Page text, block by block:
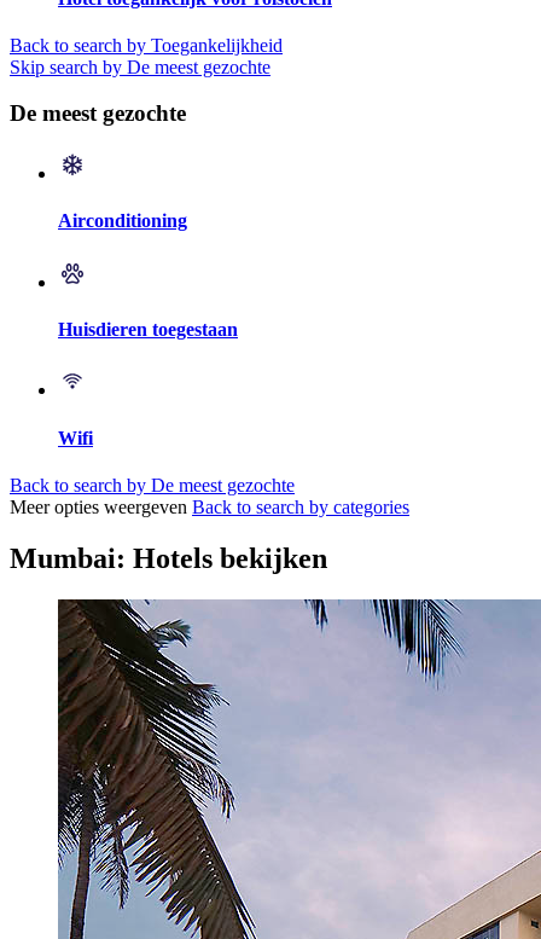
Back to search by Toegankelijkheid
Skip search by De meest gezochte
De meest gezochte
Airconditioning
Huisdieren toegestaan
Wifi
Back to search by De meest gezochte
Meer opties weergeven Back to search by categories
Mumbai: Hotels bekijken